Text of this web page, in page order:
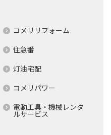
コメリリフォーム
住急番
灯油宅配
コメリパワー
電動工具・機械レンタ
ルサービス